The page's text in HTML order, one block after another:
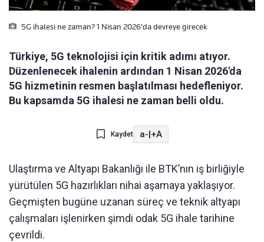
5G ihalesi ne zaman? 1 Nisan 2026'da devreye girecek
Türkiye, 5G teknolojisi için kritik adımı atıyor.
Düzenlenecek ihalenin ardından 1 Nisan 2026'da
5G hizmetinin resmen başlatılması hedefleniyor.
Bu kapsamda 5G ihalesi ne zaman belli oldu.
Kaydet a-|+A
Ulaştırma ve Altyapı Bakanlığı ile BTK’nın iş birliğiyle
yürütülen 5G hazırlıkları nihai aşamaya yaklaşıyor.
Geçmişten bugüne uzanan süreç ve teknik altyapı
çalışmaları işlenirken şimdi odak 5G ihale tarihine
çevrildi.